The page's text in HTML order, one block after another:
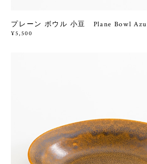
プレーン ボウル 小豆 Plane Bowl
¥5,500